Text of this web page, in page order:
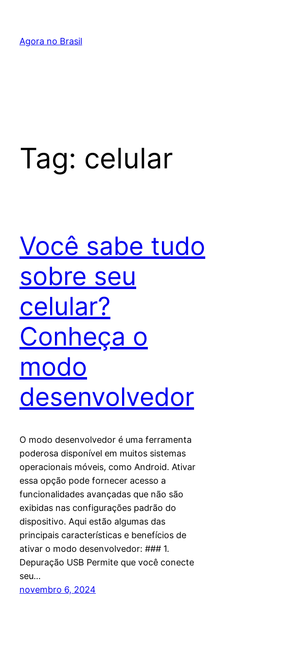
Agora no Brasil
Tag: celular
Você sabe tudo
sobre seu
celular?
Conheça o
modo
desenvolvedor
O modo desenvolvedor é uma ferramenta
poderosa disponível em muitos sistemas
operacionais móveis, como Android. Ativar
essa opção pode fornecer acesso a
funcionalidades avançadas que não são
exibidas nas configurações padrão do
dispositivo. Aqui estão algumas das
principais características e benefícios de
ativar o modo desenvolvedor: ### 1.
Depuração USB Permite que você conecte
seu…
novembro 6, 2024